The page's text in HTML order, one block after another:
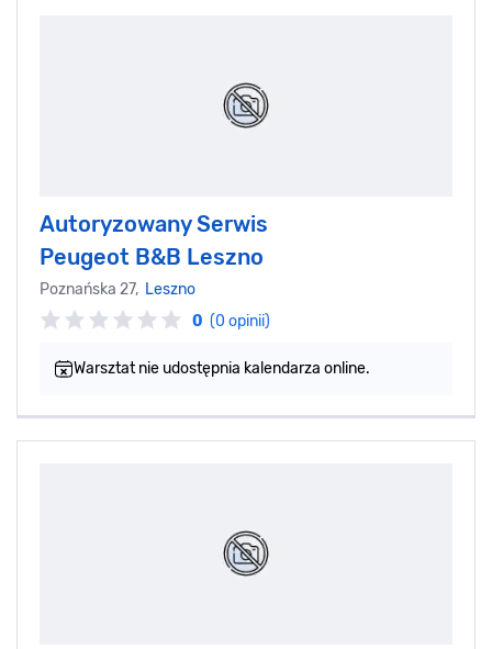
Autoryzowany Serwis
Peugeot B&B Leszno
Poznańska 27, Leszno
0 (0 opinii)
Warsztat nie udostępnia kalendarza online.